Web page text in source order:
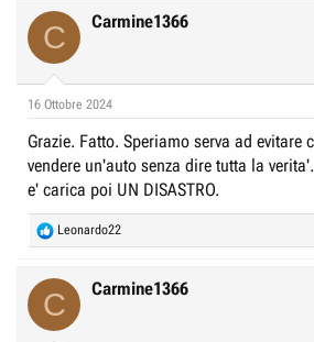
s
C Carmine1366
16 Ottobre 2024
Grazie. Fatto. Speriamo serva ad evitare
vendere un'auto senza dire tutta la
e' carica poi UN DISASTRO.
R
e
Leonardo22
C Carmine1366